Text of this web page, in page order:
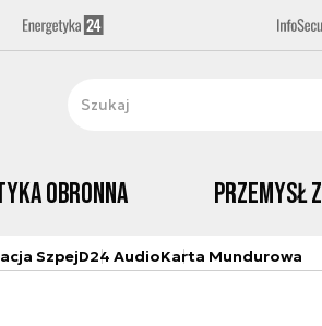
obronna Przemysł
SzpejD24 AudioKarta Mundurowa